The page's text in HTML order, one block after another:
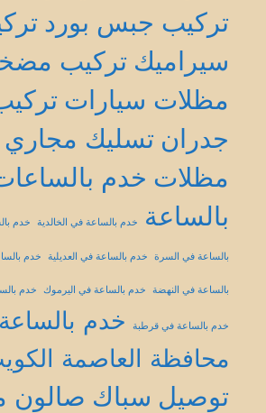
تركيب جبس بورد
سيراميك تركيب
مظلات سيارات
جدران تسليك مجاري
مظلات خدم
بالساعة
خدم بالساعة في الخالدية خدم
بالساعة في السرة خدم بالساعة في العديلية خدم
بالساعة في النهضة خدم بالساعة في اليرموك خدم
خدم بالساعة في قرطبة
خدم
محافظة العاصمة
توصيل سباك صالون